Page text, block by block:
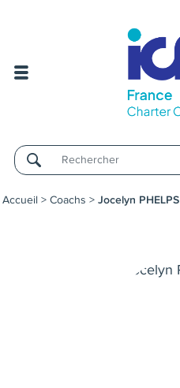
Username
Accueil > Coachs > Jocelyn PHELPS